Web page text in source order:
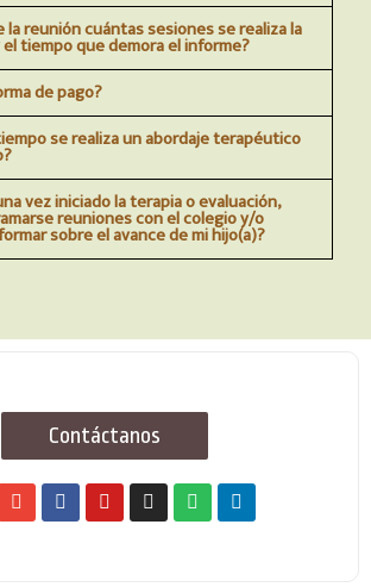
la reunión cuántas sesiones se realiza la
tiempo que demora el informe?
de pago?
se realiza un abordaje terapéutico
vez iniciado la terapia o evaluación,
reuniones con el colegio y/o
sobre el avance de mi hijo(a)?
Contáctanos